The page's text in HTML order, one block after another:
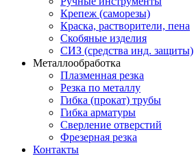
Крепеж (саморезы)
Краска, растворители, пена
Скобяные изделия
СИЗ (средства инд. защиты)
Металлообработка
Плазменная резка
Резка по металлу
Гибка (прокат) трубы
Гибка арматуры
Сверление отверстий
Фрезерная резка
Контакты